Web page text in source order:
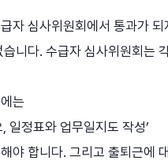
자 심사위원회에서 통과가
니다. 수급자 심사위원회는
는
일정표와 업무일지도 작성’
야 합니다. 그리고 출퇴근에